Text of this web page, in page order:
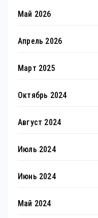
Май 2026
Апрель 2026
Март 2025
Октябрь 2024
Август 2024
Июль 2024
Июнь 2024
Май 2024